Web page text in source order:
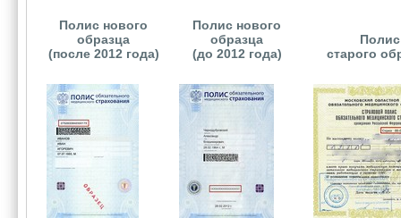
Полис нового
образца
(после 2012 года)
Полис нового
образца
(до 2012 года)
Полис
старого